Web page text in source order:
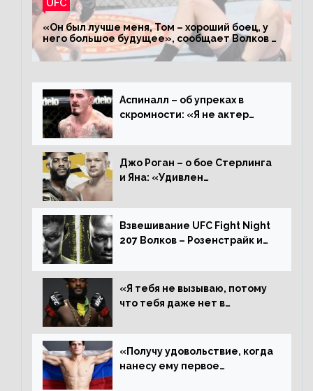
UFC
«Он был лучше меня, Том – хороший боец, у
него большое будущее», сообщает Волков –
о поражении Аспиналлу
Аспиналл – об упреках в
скромности: «Я не актер
дерьмо»
Джо Роган – о бое Стерлинга
и Яна: «Удивлен
Алджамейн определенно
выиграл»
Взвешивание UFC Fight Night
207 Волков – Розенстрайк и
«Я тебя не вызываю, потому
что тебя даже нет в
пауза», сообщает Стерлинг
ответил Сехудо
«Получу удовольствие, когда
нанесу ему первое